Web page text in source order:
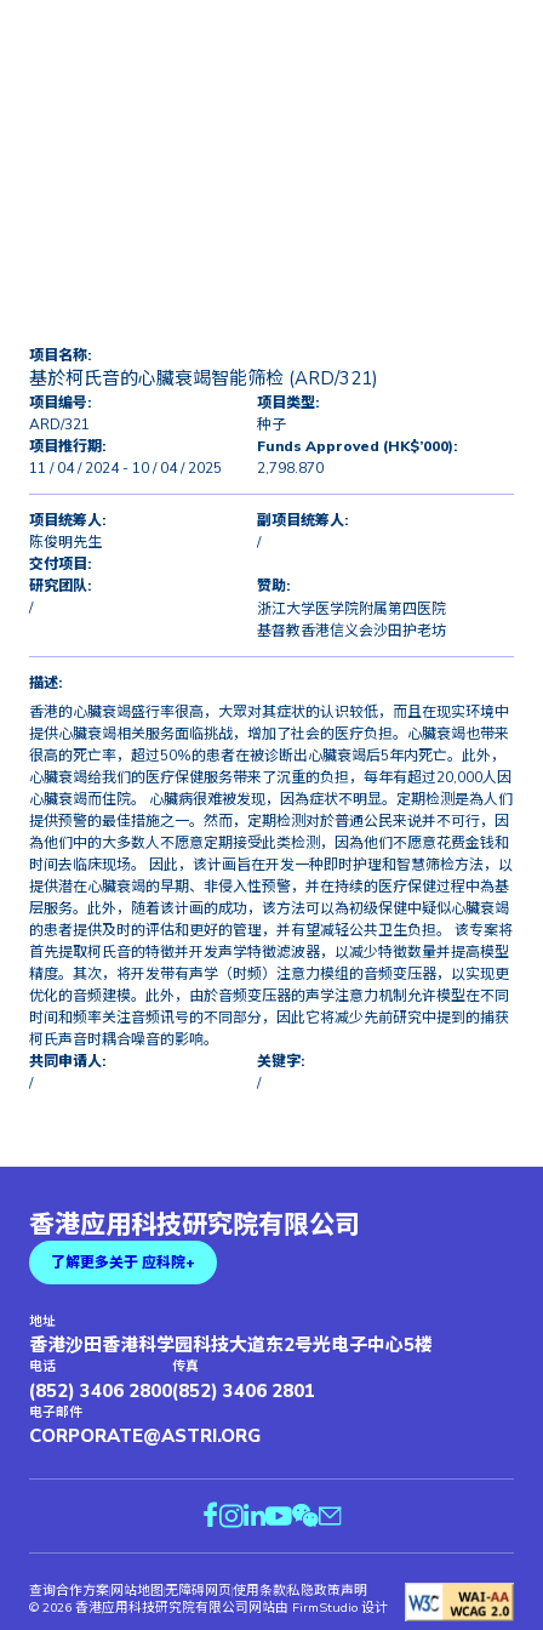
项目名称:
基於柯氏音的心臟衰竭智能筛检 (ARD/321)
项目编号:
ARD/321
项目类型:
种子
项目推行期:
11 / 04 / 2024 - 10 / 04 / 2025
Funds Approved (HK$’000):
2,798.870
项目统筹人:
陈俊明先生
副项目统筹人:
/
交付项目:
研究团队:
/
赞助:
浙江大学医学院附属第四医院
基督教香港信义会沙田护老坊
描述:
香港的心臟衰竭盛行率很高，大眾对其症状的认识较低，而且在现实环境中
提供心臟衰竭相关服务面临挑战，增加了社会的医疗负担。心臟衰竭也带来
很高的死亡率，超过50%的患者在被诊断出心臟衰竭后5年内死亡。此外，
心臟衰竭给我们的医疗保健服务带来了沉重的负担，每年有超过20,000人因
心臟衰竭而住院。 心臟病很难被发现，因為症状不明显。定期检测是為人们
提供预警的最佳措施之一。然而，定期检测对於普通公民来说并不可行，因
為他们中的大多数人不愿意定期接受此类检测，因為他们不愿意花费金钱和
时间去临床现场。 因此，该计画旨在开发一种即时护理和智慧筛检方法，以
提供潜在心臟衰竭的早期、非侵入性预警，并在持续的医疗保健过程中為基
层服务。此外，随着该计画的成功，该方法可以為初级保健中疑似心臟衰竭
的患者提供及时的评估和更好的管理，并有望减轻公共卫生负担。 该专案将
首先提取柯氏音的特徵并开发声学特徵滤波器，以减少特徵数量并提高模型
精度。其次，将开发带有声学（时频）注意力模组的音频变压器，以实现更
优化的音频建模。此外，由於音频变压器的声学注意力机制允许模型在不同
时间和频率关注音频讯号的不同部分，因此它将减少先前研究中提到的捕获
柯氏声音时耦合噪音的影响。
共同申请人:
/
关键字:
/
香港应用科技研究院有限公司
了解更多关于 应科院+
地址
香港沙田香港科学园科技大道东2号光电子中心5楼
电话
(852) 3406 2800
传真
(852) 3406 2801
电子邮件
CORPORATE@ASTRI.ORG
查询合作方案 网站地图 无障碍网页使用条款私隐政策声明
© 2026 香港应用科技研究院有限公司 网站由 FirmStudio 设计